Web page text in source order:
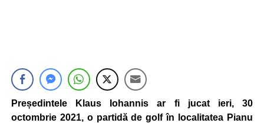
Președintele Klaus Iohannis ar fi jucat ieri, 30
octombrie 2021, o partidă de golf în localitatea Pianu